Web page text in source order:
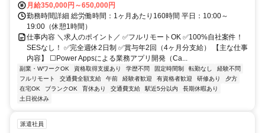
月給350,000円～650,000円
勤務時間詳細 総労働時間：1ヶ月あたり160時間 平日：10:00～
19:00（休憩1時間）
仕事内容 ＼求人のポイント／ ✅フルリモートOK ✅100%自社案件！
SESなし！ ✅完全週休2日制 ✅賞与年2回（4ヶ月分支給） 【主な仕事
内容】 ☐Power Appsによる業務アプリ開発（Ca...
副業・WワークOK 資格取得支援あり 学歴不問 固定時間制 転勤なし
経験不問
フルリモート
交通費全額支給 午前 経験者歓迎 有資格者歓迎 研修あり
夕方
在宅OK
ブランクOK 育休あり 交通費支給 駅近5分以内
長期休暇あり
土日祝休み
派遣社員